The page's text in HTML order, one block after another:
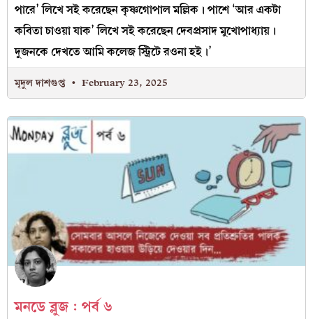
পারে’ লিখে সই করেছেন কৃষ্ণগোপাল মল্লিক। পাশে ‘আর একটা
কবিতা চাওয়া যাক’ লিখে সই করেছেন দেবপ্রসাদ মুখোপাধ‍্যায়।
দুজনকে দেখতে আমি কলেজ স্ট্রিটে রওনা হই।’
মৃদুল দাশগুপ্ত February 23, 2025
মনডে ব্লুজ : পর্ব ৬